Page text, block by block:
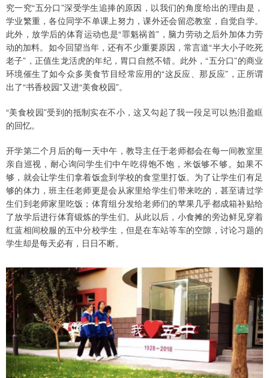
究一究“五分口”深受学生追捧的原因，以我们的角度给出的理由是，
学业繁重，各位同学不单课上努力，课外还会留恋教室，自觉自学。
此外，放学后的体育运动也是“罪魁祸首”，脑力劳动之后外加体力劳
动的加料。如今回望当年，还有不少重要原因，常言道“半大小子吃死
老子”，正值生龙活虎的年纪，胃口自然不错。此外，“五分口”的商业
环境催生了如今众多美食节目经常应用的“这反应、那反应”，正所谓
出了“书香校园”又进“美食校园”。
“美食校园”受到的抵制实在不小，这又勾起了我一段足可以热泪盈眶
的回忆。
开学第二个月后的每一天中午，教导主任于老师都会在每一间教室里
亲自巡视，耐心询问学生们中午吃得饱不饱，米饭够不够。如果不
够，就会让学生们拿着饭盒到学校的食堂里打饭。为了让学生们有足
够的体力，班主任老师更是会从家里给学生们带来吃的，甚至请过学
生们到老师家里吃饭；体育组分发给老师们的苹果几乎都成箱补贴给
了放学后进行体育锻炼的学生们。从此以后，小食摊的旁边鲜见穿着
红蓝相间校服的五中分校学生，但是在车站等车的空隙，讨论习题的
学生却是每天必有，日日不断。